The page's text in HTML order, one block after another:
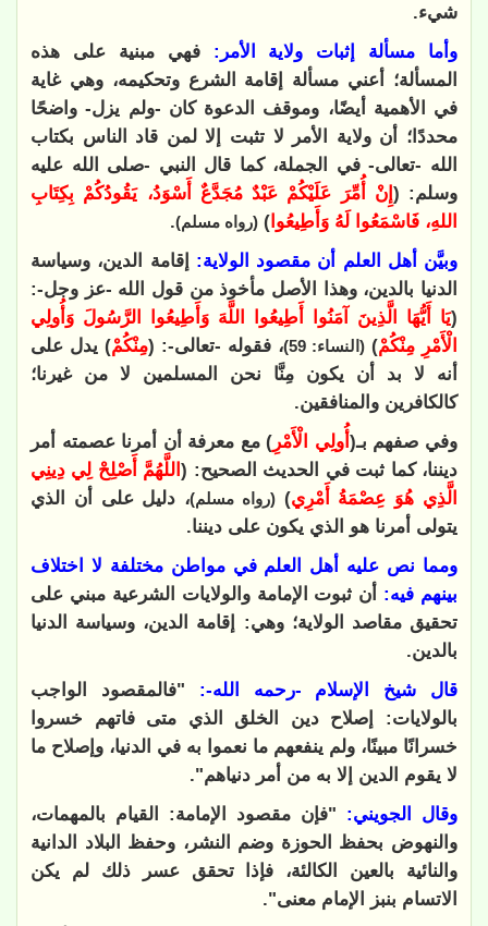
شيء.
وأما مسألة إثبات ولاية الأمر: فهي مبنية على هذه
المسألة؛ أعني مسألة إقامة الشرع وتحكيمه، وهي غاية
في الأهمية أيضًا، وموقف الدعوة كان -ولم يزل- واضحًا
محددًا؛ أن ولاية الأمر لا تثبت إلا لمن قاد الناس بكتاب
الله -تعالى- في الجملة، كما قال النبي -صلى الله عليه
وسلم: (إِنْ أُمِّرَ عَلَيْكُمْ ‌عَبْدٌ ‌مُجَدَّعٌ أَسْوَدُ، يَقُودُكُمْ بِكِتَابِ
اللهِ، فَاسْمَعُوا لَهُ وَأَطِيعُوا ) (رواه مسلم).
وبيَّن أهل العلم أن مقصود الولاية: إقامة الدين، وسياسة
الدنيا بالدين، وهذا الأصل مأخوذ من قول الله -عز وجل-:
(يَا أَيُّهَا الَّذِينَ آمَنُوا أَطِيعُوا اللَّهَ وَأَطِيعُوا الرَّسُولَ وَأُولِي
الْأَمْرِ مِنْكُمْ) (النساء: 59) ، فقوله -تعالى-: (مِنْكُمْ) يدل على
أنه لا بد أن يكون مِنَّا نحن المسلمين لا من غيرنا؛
كالكافرين والمنافقين.
وفي صفهم بـ( أُولِي الْأَمْرِ ) مع معرفة أن أمرنا عصمته أمر
ديننا، كما ثبت في الحديث الصحيح: (اللَّهُمَّ أَصْلِحْ لِي دِينِي
الَّذِي هُوَ ‌عِصْمَةُ ‌أَمْرِي)(رواه مسلم)، دليل على أن الذي
يتولى أمرنا هو الذي يكون على ديننا.
ومما نص عليه أهل العلم في مواطن مختلفة لا اختلاف
بينهم فيه: أن ثبوت الإمامة والولايات الشرعية مبني على
تحقيق مقاصد الولاية؛ وهي: إقامة الدين، وسياسة الدنيا
بالدين.
قال شيخ الإسلام -رحمه الله-: "فالمقصود الواجب
بالولايات: إصلاح دين الخلق الذي متى فاتهم خسروا
خسرانًا مبينًا، ولم ينفعهم ما نعموا به في الدنيا، وإصلاح ما
لا يقوم الدين إلا به من أمر دنياهم".
وقال الجويني: "فإن مقصود الإمامة: القيام بالمهمات،
والنهوض بحفظ الحوزة وضم النشر، وحفظ البلاد الدانية
والنائية بالعين الكالئة، فإذا تحقق عسر ذلك لم يكن
الاتسام بنبز الإمام معنى".